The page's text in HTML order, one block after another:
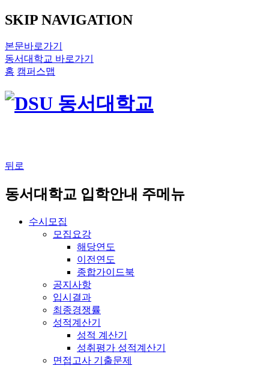
SKIP NAVIGATION
본문바로가기
동서대학교 바로가기
홈 캠퍼스맵
뒤로
동서대학교 입학안내 주메뉴
수시모집
모집요강
해당연도
이전연도
종합가이드북
공지사항
입시결과
최종경쟁률
성적계산기
성적 계산기
성취평가 성적계산기
면접고사 기출문제